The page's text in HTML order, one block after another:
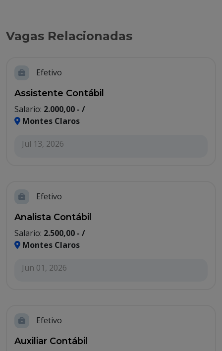
Vagas Relacionadas
Efetivo
Assistente Contábil
Salario: 2.000,00 - /
Montes Claros
Jul 13, 2026
Efetivo
Analista Contábil
Salario: 2.500,00 - /
Montes Claros
Jun 01, 2026
Efetivo
Auxiliar Contábil